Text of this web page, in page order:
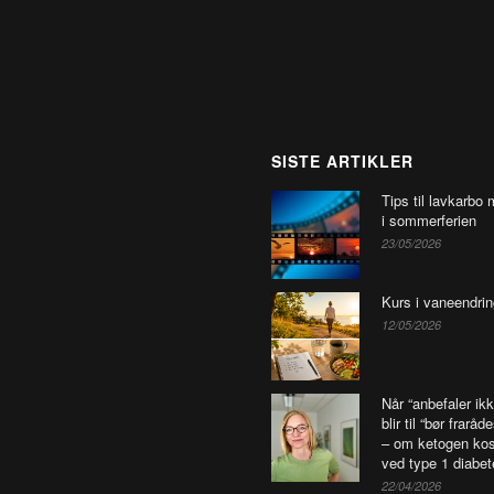
SISTE ARTIKLER
Tips til lavkarbo
i sommerferien
23/05/2026
Kurs i
12/05/2026
Når “anbefaler
blir til “bør
– om ketogen
ved type 1
22/04/2026